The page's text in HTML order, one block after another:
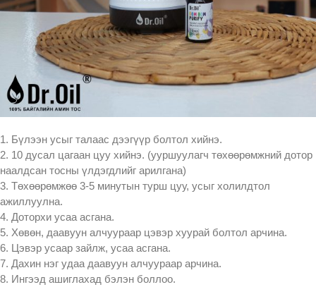
1. Бүлээн усыг талаас дээгүүр болтол хийнэ.
2. 10 дусал цагаан цуу хийнэ. (ууршуулагч төхөөрөмжний дотор
наалдсан тосны үлдэгдлийг арилгана)
3. Төхөөрөмжөө 3-5 минутын турш цуу, усыг холилдтол
ажиллуулна.
4. Доторхи усаа асгана.
5. Хөвөн, даавуун алчуураар цэвэр хуурай болтол арчина.
6. Цэвэр усаар зайлж, усаа асгана.
7. Дахин нэг удаа даавуун алчуураар арчина.
8. Ингээд ашиглахад бэлэн боллоо.